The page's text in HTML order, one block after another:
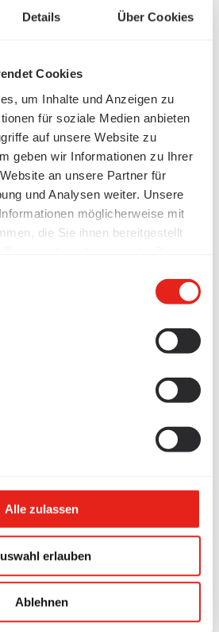
Details Über Cookies
Cookies
um Inhalte und Anzeigen zu
für soziale Medien anbieten
auf unsere Website zu
geben wir Informationen zu Ihrer
an unsere Partner für
und Analysen weiter. Unsere
möglicherweise mit
die Sie ihnen bereitgestellt
Alle zulassen
erlauben
Ablehnen